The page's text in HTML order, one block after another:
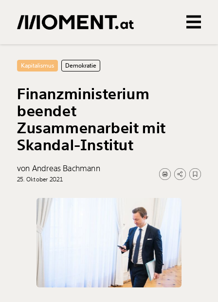
0Treffer
Kapitalismus Demokratie
Finanzministerium
beendet
Zusammenarbeit mit
Skandal-Institut
von Andreas Bachmann
25. Oktober 2021